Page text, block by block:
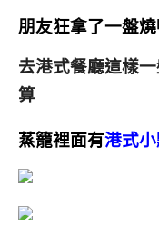
朋友狂拿了一盤
去港式餐廳這樣
算
蒸籠裡面有港式